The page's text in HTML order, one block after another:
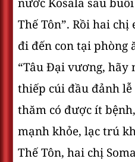
nước Kosala sau
Thế Tôn”. Rồi hai chị
đi đến con tại phòng
“Tâu Ðại vương, hãy
thiếp cúi đầu đảnh lễ
thăm có được ít
mạnh khỏe, lạc trú
Thế Tôn, hai chị